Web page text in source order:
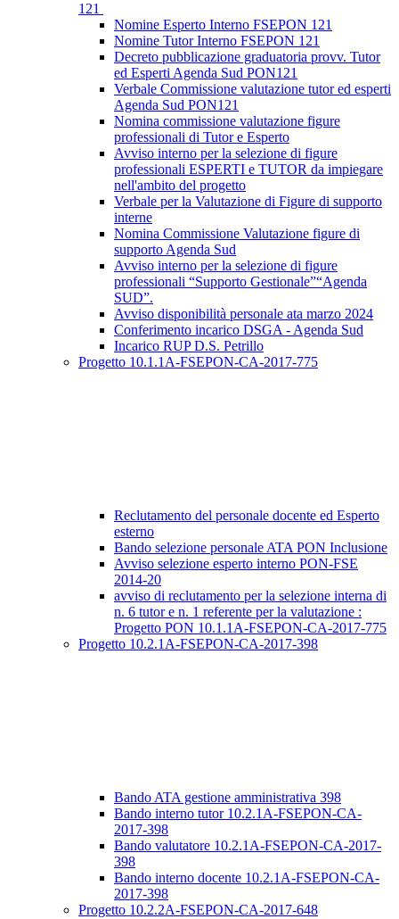
121
Nomine Esperto Interno FSEPON 121
Nomine Tutor Interno FSEPON 121
Decreto pubblicazione graduatoria provv. Tutor
ed Esperti Agenda Sud PON121
Verbale Commissione valutazione tutor ed esperti
Agenda Sud PON121
Nomina commissione valutazione figure
professionali di Tutor e Esperto
Avviso interno per la selezione di figure
professionali ESPERTI e TUTOR da impiegare
nell'ambito del progetto
Verbale per la Valutazione di Figure di supporto
interne
Nomina Commissione Valutazione figure di
supporto Agenda Sud
Avviso interno per la selezione di figure
professionali “Supporto Gestionale”“Agenda
SUD”.
Avviso disponibilità personale ata marzo 2024
Conferimento incarico DSGA - Agenda Sud
Incarico RUP D.S. Petrillo
Progetto 10.1.1A-FSEPON-CA-2017-775
Reclutamento del personale docente ed Esperto
esterno
Bando selezione personale ATA PON Inclusione
Avviso selezione esperto interno PON-FSE
2014-20
avviso di reclutamento per la selezione interna di
n. 6 tutor e n. 1 referente per la valutazione :
Progetto PON 10.1.1A-FSEPON-CA-2017-775
Progetto 10.2.1A-FSEPON-CA-2017-398
Bando ATA gestione amministrativa 398
Bando interno tutor 10.2.1A-FSEPON-CA-
2017-398
Bando valutatore 10.2.1A-FSEPON-CA-2017-
398
Bando interno docente 10.2.1A-FSEPON-CA-
2017-398
Progetto 10.2.2A-FSEPON-CA-2017-648